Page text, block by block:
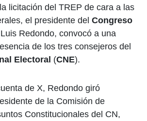
licitación del TREP de cara a las
el presidente del Congreso
Redondo, convocó a una
de los tres consejeros del
Electoral (CNE).
de X, Redondo giró
de la Comisión de
Constitucionales del CN,